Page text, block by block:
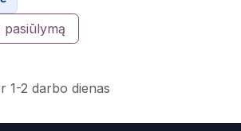
pasiūlymą
1-2 darbo dienas